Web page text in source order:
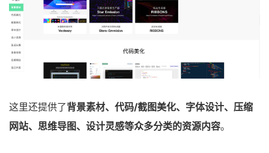
这里还提供了背景素材、代码/截图美化、字体设计、压缩
网站、思维导图、设计灵感等众多分类的资源内容。